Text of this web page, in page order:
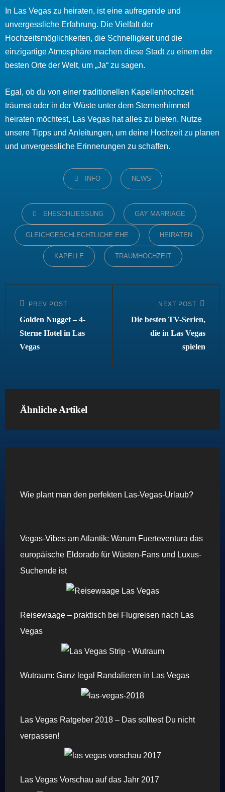
In Las Vegas zu heiraten, ist eine aufregende und
unvergessliche Erfahrung. Die Vielfalt der
Hochzeitsmöglichkeiten, die Schnelligkeit und die
einzigartige Atmosphäre machen diese Stadt zu einem der
besten Orte der Welt, um „Ja“ zu sagen.
Egal, ob du von einer traditionellen Kapellenhochzeit
träumst oder in der Wüste unter dem Sternenhimmel
heiraten möchtest, Las Vegas hat alles zu bieten. Nutze
unsere Tipps und Anleitungen, um deine Hochzeit zu planen
und unvergessliche Erinnerungen zu schaffen.
CATEGORIES
INFO NEWS
TAGS,
EHESCHLIESSUNG GAY MARRIAGE
GLEICHGESCHLECHTLICHE EHE HEIRATEN
KAPELLE TRAUMHOCHZEIT
Previous
Post
PREV POST
Golden Nugget – 4-
Sterne Hotel in Las
Vegas
Post
NEXT POST
Die besten TV-Serien,
die in Las Vegas
spielen
Ähnliche Artikel
Wie plant man den perfekten Las-Vegas-Urlaub?
Vegas-Vibes am Atlantik: Warum Fuerteventura das
europäische Eldorado für Wüsten-Fans und Luxus-
Suchende ist
Reisewaage – praktisch bei Flugreisen nach Las
Vegas
Wutraum: Ganz legal Randalieren in Las Vegas
Las Vegas Ratgeber 2018 – Das solltest Du nicht
verpassen!
Las Vegas Vorschau auf das Jahr 2017